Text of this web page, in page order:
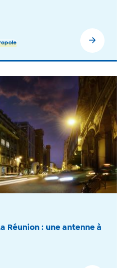
Réunion : une antenne à